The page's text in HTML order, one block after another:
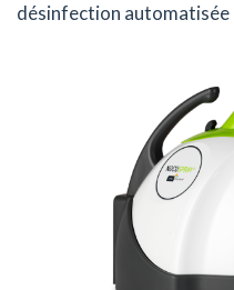
désinfection automatisée